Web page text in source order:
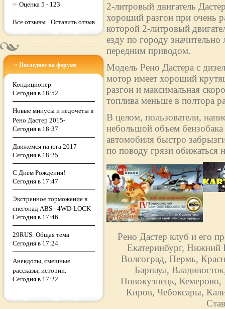
Оценка 5 - 123
Все отзывы Оставить отзыв
Последнее на форуме
Кондиционер
Сегодня в 18:52
Новые минусы и недочеты в
Рено Дастер 2015-
Сегодня в 18:37
Движемся на юга 2017
Сегодня в 18:25
С Днем Рождения!
Сегодня в 17:47
Экстренное торможение в
снегопад ABS - 4WD-LOCK
Сегодня в 17:46
29RUS: Общая тема
Сегодня в 17:24
Анекдоты, смешные
рассказы, истории.
Сегодня в 17:22
2-литровый двигатель
хороший разгон при очень
которой 2-литровый
езду по городу
передним приводом.
Модель Рено Дастера с
мотор имеет хороший
разгон и максимальная
топлива меньше в полтора
В целом, пользователи,
небольшой объем бензобака
автомобиля быстро
по поводу грязи обижаться
Рено Дастер клуб и его
Екатеринбург, Нижний
Волгоград, Пермь,
Барнаул,
Новокузнецк,
Киров, Чебоксары,